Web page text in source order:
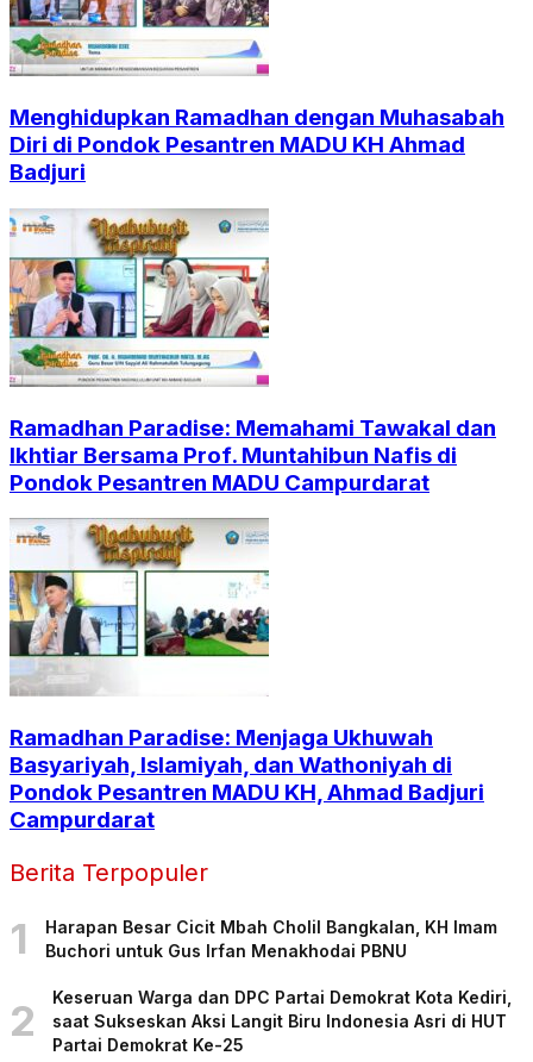
Menghidupkan Ramadhan dengan Muhasabah
Diri di Pondok Pesantren MADU KH Ahmad
Badjuri
Ramadhan Paradise: Memahami Tawakal dan
Ikhtiar Bersama Prof. Muntahibun Nafis di
Pondok Pesantren MADU Campurdarat
Ramadhan Paradise: Menjaga Ukhuwah
Basyariyah, Islamiyah, dan Wathoniyah di
Pondok Pesantren MADU KH, Ahmad Badjuri
Campurdarat
Berita Terpopuler
1
Harapan Besar Cicit Mbah Cholil Bangkalan, KH Imam
Buchori untuk Gus Irfan Menakhodai PBNU
2
Keseruan Warga dan DPC Partai Demokrat Kota Kediri,
saat Sukseskan Aksi Langit Biru Indonesia Asri di HUT
Partai Demokrat Ke-25